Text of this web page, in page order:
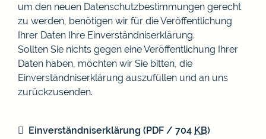
um den neuen Datenschutzbestimmungen gerecht
zu werden, benötigen wir für die Veröffentlichung
Ihrer Daten Ihre Einverständniserklärung.
Sollten Sie nichts gegen eine Veröffentlichung Ihrer
Daten haben, möchten wir Sie bitten, die
Einverständniserklärung auszufüllen und an uns
zurückzusenden.
Einverständniserklärung (PDF / 704 KB)